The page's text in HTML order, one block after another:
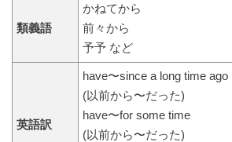
類義語
かねてから
前々から
予予 など
英語訳
have〜since a long time ago
(以前から〜だった)
have〜for some time
(以前から〜だった)